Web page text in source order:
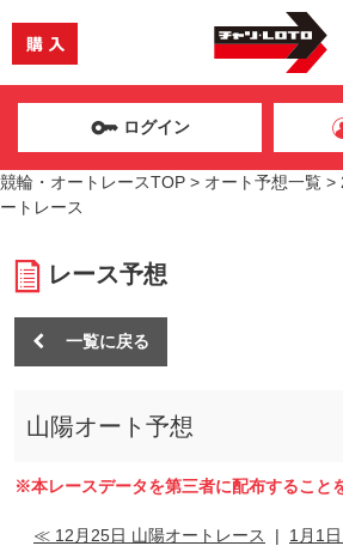
ログイン
競輪・オートレースTOP > オート予想一覧 >
ートレース
レース予想
一覧に戻る
山陽オート予想
※本レースデータを第三者に配布すること
≪ 12月25日 山陽オートレース | 1月1